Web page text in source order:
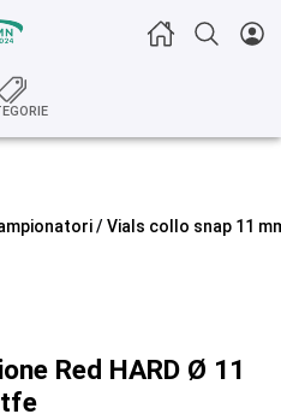
/ Vials collo snap 11
Red HARD Ø 11